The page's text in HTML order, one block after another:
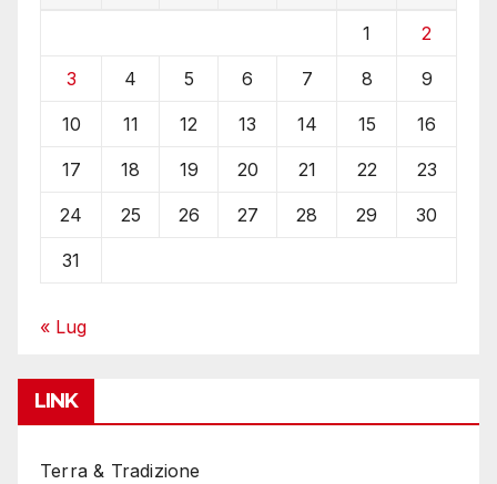
1 2
3 4 5 6 7 8 9
10 11 12 13 14 15 16
17 18 19 20 21 22 23
24 25 26 27 28 29 30
31
« Lug
LINK
Terra & Tradizione